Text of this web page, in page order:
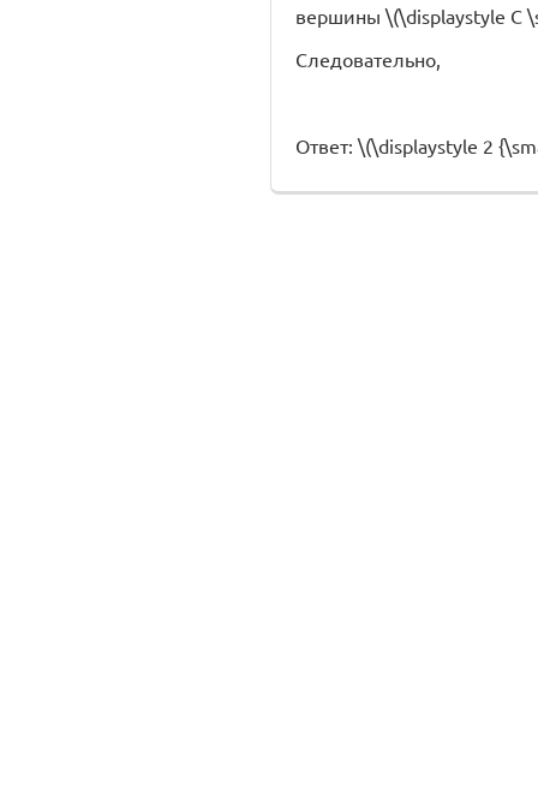
вершины \(\displaystyle C
Следовательно,
Ответ: \(\displaystyle 2